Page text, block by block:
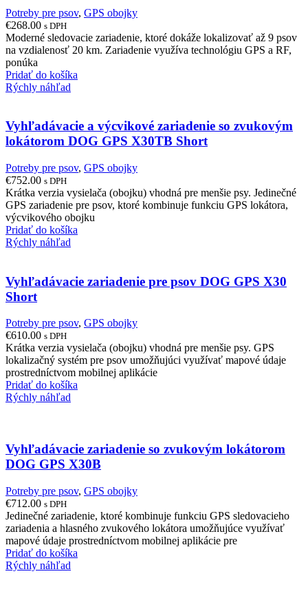
Potreby pre psov, GPS obojky
€268.00 s DPH
Moderné sledovacie zariadenie, ktoré dokáže lokalizovať až 9 psov
na vzdialenosť 20 km. Zariadenie využíva technológiu GPS a RF,
ponúka
Pridať do košíka
Rýchly náhľad
Vyhľadávacie a výcvikové zariadenie so zvukovým
lokátorom DOG GPS X30TB Short
Potreby pre psov, GPS obojky
€752.00 s DPH
Krátka verzia vysielača (obojku) vhodná pre menšie psy. Jedinečné
GPS zariadenie pre psov, ktoré kombinuje funkciu GPS lokátora,
výcvikového obojku
Pridať do košíka
Rýchly náhľad
Vyhľadávacie zariadenie pre psov DOG GPS X30
Short
Potreby pre psov, GPS obojky
€610.00 s DPH
Krátka verzia vysielača (obojku) vhodná pre menšie psy. GPS
lokalizačný systém pre psov umožňujúci využívať mapové údaje
prostredníctvom mobilnej aplikácie
Pridať do košíka
Rýchly náhľad
Vyhľadávacie zariadenie so zvukovým lokátorom
DOG GPS X30B
Potreby pre psov, GPS obojky
€712.00 s DPH
Jedinečné zariadenie, ktoré kombinuje funkciu GPS sledovacieho
zariadenia a hlasného zvukového lokátora umožňujúce využívať
mapové údaje prostredníctvom mobilnej aplikácie pre
Pridať do košíka
Rýchly náhľad